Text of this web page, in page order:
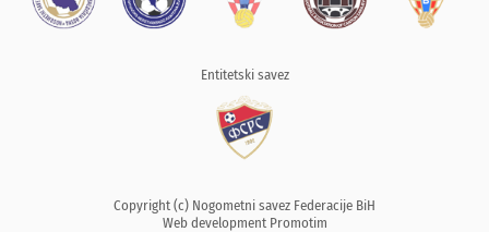
Entitetski savez
Copyright (c) Nogometni savez Federacije BiH
Web development Promotim